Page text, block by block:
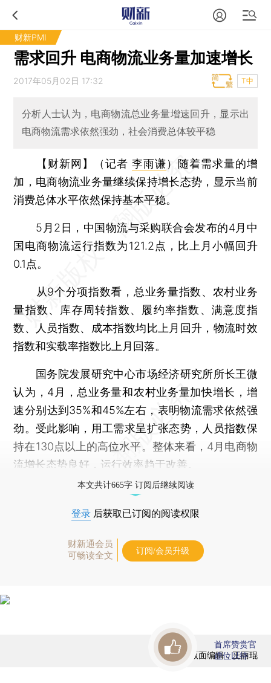
财新PMI
需求回升 电商物流业务量加速增长
2017年05月02日 17:32 T中
分析人士认为，电商物流总业务量增速回升，显示出
电商物流需求依然强劲，社会消费总体较平稳
【财新网】（记者 李雨谦） 随着需求量的增
加，电商物流业务量继续保持增长态势，显示当前
消费总体水平依然保持基本平稳。
5月2日，中国物流与采购联合会发布的4月中
国电商物流运行指数为121.2点，比上月小幅回升
0.1点。
从9个分项指数看，总业务量指数、农村业务
量指数、库存周转指数、履约率指数、满意度指
数、人员指数、成本指数均比上月回升，物流时效
指数和实载率指数比上月回落。
国务院发展研究中心市场经济研究所所长王微
认为，4月，总业务量和农村业务量加快增长，增
速分别达到35%和45%左右，表明物流需求依然强
劲。受此影响，用工需求呈扩张态势，人员指数保
持在130点以上的高位水平。整体来看，4月电商物
流增长态势良好，运行效率趋于改善。
本文共计665字 订阅后继续阅读
登录 后获取已订阅的阅读权限
财新通会员
可畅读全文
订阅/会员升级
版面编辑：王丽琨
首席赞赏官
虚位以待